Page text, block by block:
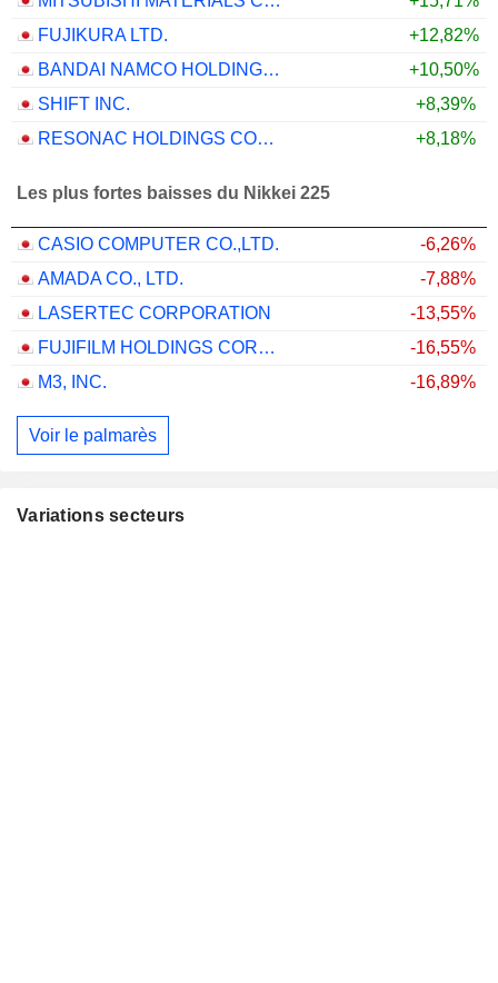
FUJIKURA LTD.
+12,82%
BANDAI NAMCO HOLDINGS INC.
+10,50%
SHIFT INC.
+8,39%
RESONAC HOLDINGS CORPORATION
+8,18%
Les plus fortes baisses du Nikkei 225
CASIO COMPUTER CO.,LTD.
-6,26%
AMADA CO., LTD.
-7,88%
LASERTEC CORPORATION
-13,55%
FUJIFILM HOLDINGS CORPORATION
-16,55%
M3, INC.
-16,89%
Voir le palmarès
Variations secteurs